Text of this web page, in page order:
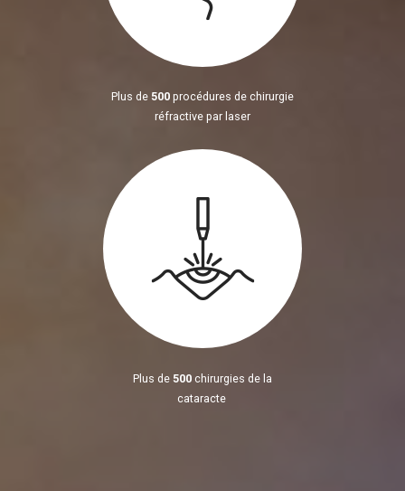
Plus de 500 procédures de chirurgie
réfractive par laser
Plus de 500 chirurgies de la
cataracte